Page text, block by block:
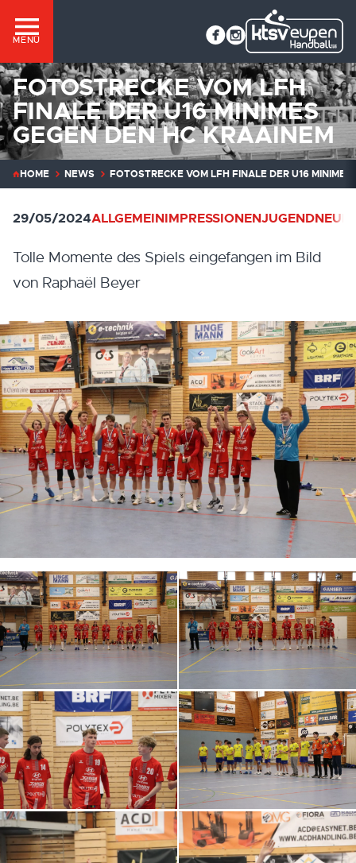
MENÜ
FOTOSTRECKE VOM LFH
FINALE DER U16 MINIMES
GEGEN DEN HC KRAAINEM
HOME NEWS FOTOSTRECKE VOM LFH FINALE DER U16
29/05/2024ALLGEMEINIMPRESSIONENJUGEND
Tolle Momente des Spiels eingefangen im Bild
von Raphaël Beyer